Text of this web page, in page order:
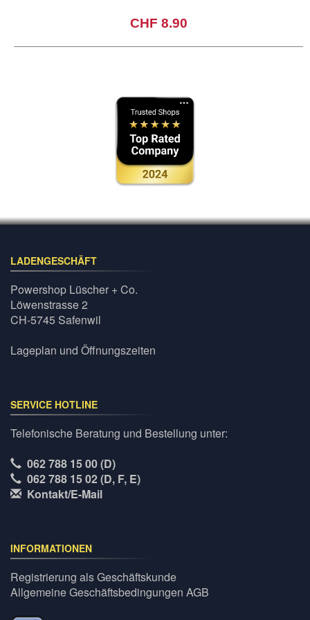
CHF 8.90
LADENGESCHÄFT
Powershop Lüscher + Co.
Löwenstrasse 2
CH-5745 Safenwil
Lageplan und Öffnungszeiten
SERVICE HOTLINE
Telefonische Beratung und Bestellung unter:
062 788 15 00 (D)
062 788 15 02 (D, F, E)
Kontakt/E-Mail
INFORMATIONEN
Registrierung als Geschäftskunde
Allgemeine Geschäftsbedingungen AGB